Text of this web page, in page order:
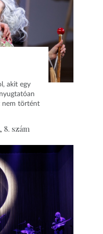
akit egy
nem történt
8. szám